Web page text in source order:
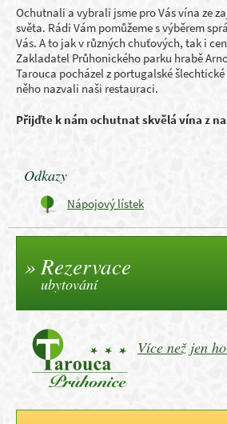
Ochutnali a vybrali jsme pro Vás vína ze
světa. Rádi Vám pomůžeme s výběrem
Vás. A to jak v různých chuťových, tak i
Zakladatel Průhonického parku hrabě
Tarouca pocházel z portugalské
něho nazvali naši restauraci.
Přijďte k nám ochutnat skvělá vína z
Odkazy
Nápojový lístek
Rezervace
ubytování
Více než jen